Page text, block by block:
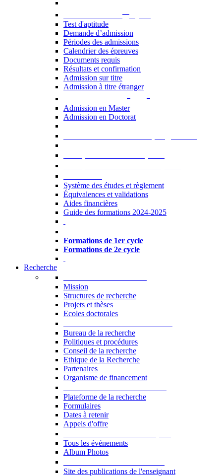
Test d'aptitude
Demande d’admission
Périodes des admissions
Calendrier des épreuves
Documents requis
Résultats et confirmation
Admission sur titre
Admission à titre étranger
Admission en Master
Admission en Doctorat
Système des études et règlement
Équivalences et validations
Aides financières
Guide des formations 2024-2025
Formations de 1er cycle
Formations de 2e cycle
Recherche
Mission
Structures de recherche
Projets et thèses
Ecoles doctorales
Bureau de la recherche
Politiques et procédures
Conseil de la recherche
Ethique de la Recherche
Partenaires
Organisme de financement
Plateforme de la recherche
Formulaires
Dates à retenir
Appels d'offre
Tous les événements
Album Photos
Site des publications de l'enseignant